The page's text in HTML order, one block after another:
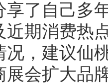
自己多年
近期消费热
况，建议仙
展会扩大品